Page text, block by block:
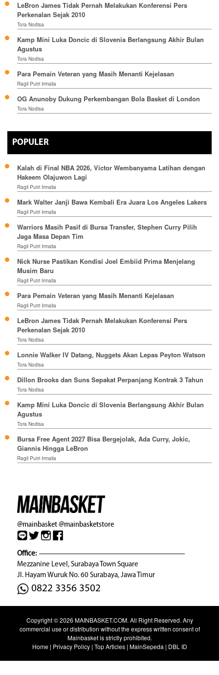
LeBron James Tidak Pernah Melakukan Konferensi Pers
Perkenalan Sejak 2010
Tora Nodisa
Kamp Mini Luka Doncic di Slovenia Berlangsung Akhir Bulan
Agustus
Tora Nodisa
Para Pemain Veteran yang Masih Menanti Kejelasan
Ragil Putri Irmalia
OG Anunoby Dukung Perkembangan Bola Basket di London
Tora Nodisa
POPULER
Kalah di Final NBA 2026, Victor Wembanyama Latihan dengan
Hakeem Olajuwon Lagi
Ragil Putri Irmalia
Mark Walter Janji Bawa Kembali Era Juara Los Angeles Lakers
Ragil Putri Irmalia
Warriors Masih Pasif di Bursa Transfer, Stephen Curry Pilih
Jaga Masa Depan Tim
Ragil Putri Irmalia
Nick Nurse Pastikan Kondisi Joel Embiid Prima Menjelang
Musim Baru
Ragil Putri Irmalia
Para Pemain Veteran yang Masih Menanti Kejelasan
Ragil Putri Irmalia
LeBron James Tidak Pernah Melakukan Konferensi Pers
Perkenalan Sejak 2010
Tora Nodisa
Lonnie Walker IV Datang, Nuggets Akan Lepas Peyton Watson
Tora Nodisa
Dillon Brooks dan Suns Sepakat Perpanjang Kontrak 3 Tahun
Tora Nodisa
Kamp Mini Luka Doncic di Slovenia Berlangsung Akhir Bulan
Agustus
Tora Nodisa
Bursa Free Agent 2027 Bisa Bergejolak, Ada Curry, Jokic,
Giannis Hingga LeBron
Ragil Putri Irmalia
@mainbasket@mainbasketstore
Office:
Mezzanine Level, Surabaya Town Square
Jl. Hayam Wuruk No. 60 Surabaya, Jawa Timur
0822 3356 3502
Copyright © 2026 MAINBASKET.COM. All Right Reserved. Any
commercial use or distribution without the express written consent of
Mainbasket is strictly prohibited.
Home| Privacy Policy| Top Articles| MainSepeda | DBL ID